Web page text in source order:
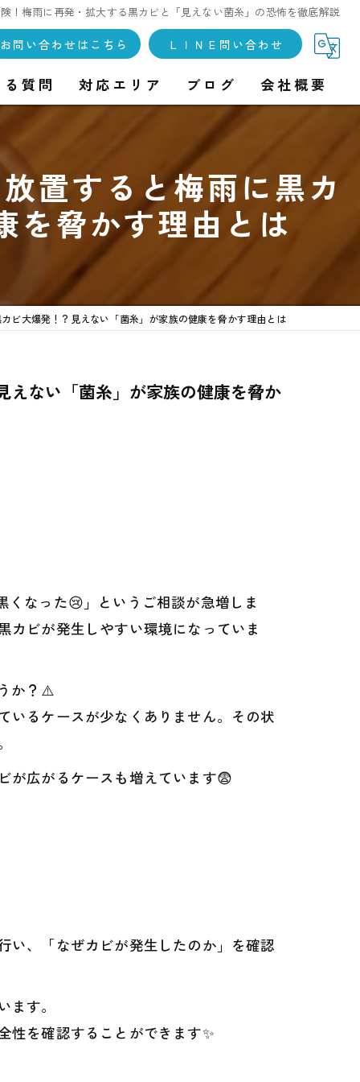
！梅雨に再発・拡大する黒カビと「見えない菌糸」の恐怖を徹底解説
お問い合わせはこちら ＬＩＮＥ問い合わせ
質問 対応エリア ブログ 会社概要
置すると梅雨に黒カ
を脅かす理由とは
ビ大爆発！？見えない「菌糸」が家族の健康を脅かす理由とは
ない「菌糸」が家族の健康を脅か
なった😢」というご相談が急増しま
カビが発生しやすい環境になっていま
か？⚠️
いるケースが少なくありません。その状
が広がるケースも増えています😨
い、「なぜカビが発生したのか」を確認
す。
性を確認することができます✨